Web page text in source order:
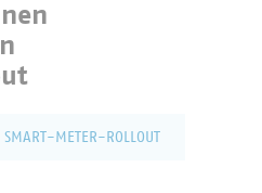
METER-ROLLOUT